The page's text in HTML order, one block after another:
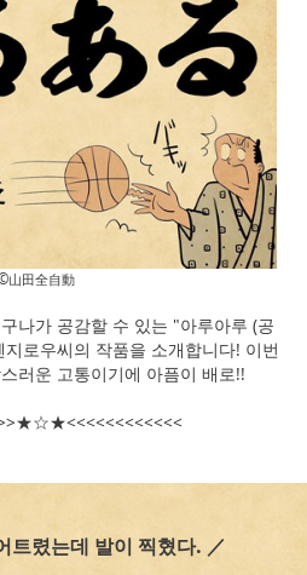
山田全自動
나가 공감할 수 있는 "아루아루 (공
로우씨의 작품을 소개합니다! 이번
러운 고통이기에 아픔이 배로!!
트렸는데 발이 찍혔다. ／